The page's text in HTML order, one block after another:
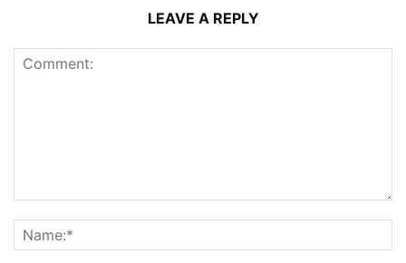
LEAVE A REPLY